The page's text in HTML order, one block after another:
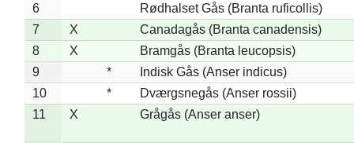
6
Rødhalset Gås (Branta ruficollis)
7
X
Canadagås (Branta canadensis)
8
X
Bramgås (Branta leucopsis)
9
*
Indisk Gås (Anser indicus)
10
*
Dværgsnegås (Anser rossii)
11
X Grågås (Anser anser)